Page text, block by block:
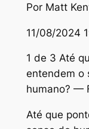
Por Matt
11/08/2024
1 de 3 Até
entendem o
humano? —
Até que